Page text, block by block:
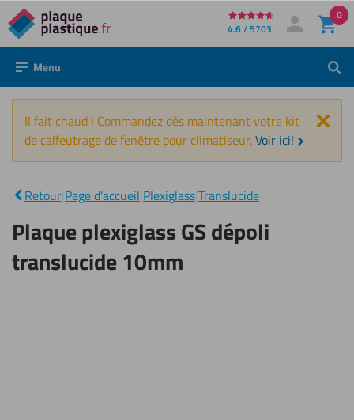
Directement
au
contenu
4.6 / 5703 Mon compte
Se connecter
0
Menu
Il fait chaud ! Commandez dès maintenant votre kit
de calfeutrage de fenêtre pour climatiseur.Voir ici!
Retour Page d'accueil PlexiglassTranslucide
GS dépoli
translucide
10mm
Plaque plexiglass GS dépoli
translucide 10mm